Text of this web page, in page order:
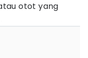
otot yang